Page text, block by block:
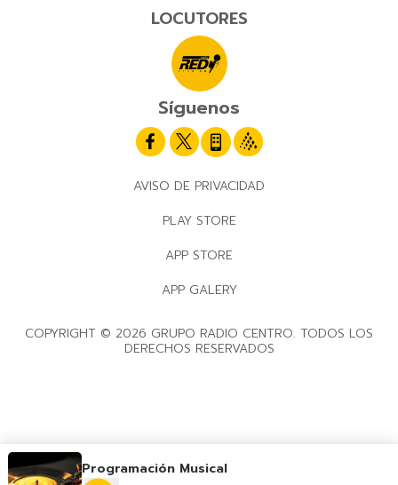
LOCUTORES
Síguenos
AVISO DE PRIVACIDAD
PLAY STORE
APP STORE
APP GALERY
COPYRIGHT © 2026 GRUPO RADIO CENTRO. TODOS LOS
DERECHOS RESERVADOS
Programación Musical